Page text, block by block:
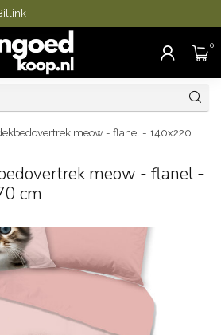
0
meow - flanel - 140x220 +
meow - flanel -
cm